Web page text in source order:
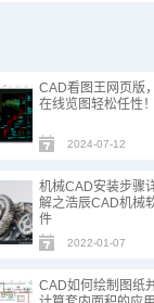
CAD看图王网页版
在线览图轻松任性
2024-07-12
机械CAD安装步骤
解之浩辰CAD机械
件
2022-01-07
CAD如何绘制图纸